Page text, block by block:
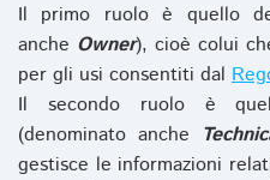
Il primo ruolo è quello
anche Owner), cioè colui
per gli usi consentiti dal
Il secondo ruolo è
(denominato anche
gestisce le informazioni